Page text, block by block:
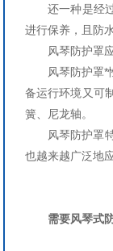
还一种是经
进行保养，且防
风琴防护罩
风琴防护罩
备运行环境又可
簧、尼龙轴。
风琴防护罩
也越来越广泛地
需要风琴式